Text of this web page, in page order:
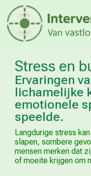
Stress en
Ervaringen
lichamelijke
emotionele
speelde.
Langdurige stress
slapen, sombere
mensen merken dat
of moeite krijgen om